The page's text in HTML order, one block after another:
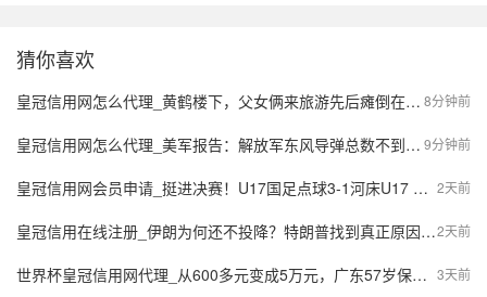
猜你喜欢
8分钟前
皇冠信用网怎么代理_黄鹤楼下，父女俩来旅游先后瘫倒在地，情况危急！周围一群人冲了上去，“整个过程非常快，特别安心”
9分钟前
皇冠信用网怎么代理_美军报告：解放军东风导弹总数不到3000枚，不如两轮血战的伊朗？
2天前
皇冠信用网会员申请_挺进决赛！U17国足点球3-1河床U17 将再战阿森纳
2天前
皇冠信用在线注册_伊朗为何还不投降？特朗普找到真正原因，与美防长大吵了一架，被骗了
3天前
世界杯皇冠信用网代理_从600多元变成5万元，广东57岁保洁员掏空积蓄做医美，双眼皮手术后眼睛红痛、视物模糊，当事人：销售像人贩子一样围着我；机构拒绝回应